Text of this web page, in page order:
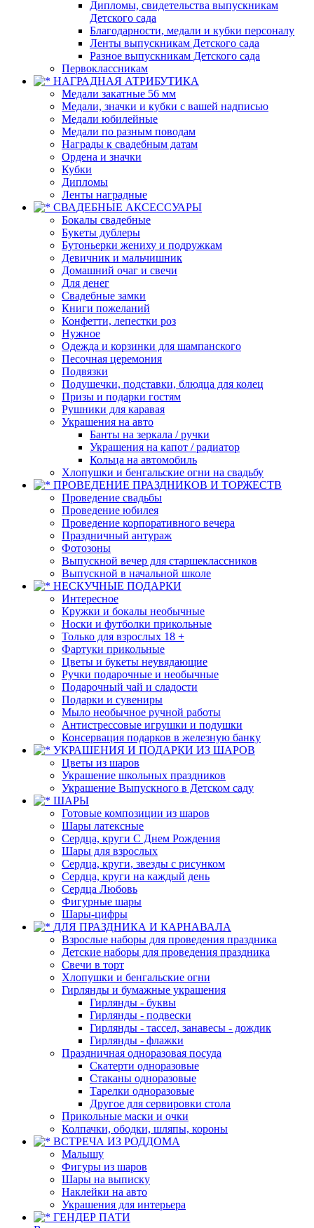
Дипломы, свидетельства выпускникам
Детского сада
Благодарности, медали и кубки персоналу
Ленты выпускникам Детского сада
Разное выпускникам Детского сада
Первоклассникам
НАГРАДНАЯ АТРИБУТИКА
Медали закатные 56 мм
Медали, значки и кубки с вашей надписью
Медали юбилейные
Медали по разным поводам
Награды к свадебным датам
Ордена и значки
Кубки
Дипломы
Ленты наградные
СВАДЕБНЫЕ АКСЕССУАРЫ
Бокалы свадебные
Букеты дублеры
Бутоньерки жениху и подружкам
Девичник и мальчишник
Домашний очаг и свечи
Для денег
Свадебные замки
Книги пожеланий
Конфетти, лепестки роз
Нужное
Одежда и корзинки для шампанского
Песочная церемония
Подвязки
Подушечки, подставки, блюдца для колец
Призы и подарки гостям
Рушники для каравая
Украшения на авто
Банты на зеркала / ручки
Украшения на капот / радиатор
Кольца на автомобиль
Хлопушки и бенгальские огни на свадьбу
ПРОВЕДЕНИЕ ПРАЗДНИКОВ И ТОРЖЕСТВ
Проведение свадьбы
Проведение юбилея
Проведение корпоративного вечера
Праздничный антураж
Фотозоны
Выпускной вечер для старшеклассников
Выпускной в начальной школе
НЕСКУЧНЫЕ ПОДАРКИ
Интересное
Кружки и бокалы необычные
Носки и футболки прикольные
Только для взрослых 18 +
Фартуки прикольные
Цветы и букеты неувядающие
Ручки подарочные и необычные
Подарочный чай и сладости
Подарки и сувениры
Мыло необычное ручной работы
Антистрессовые игрушки и подушки
Консервация подарков в железную банку
УКРАШЕНИЯ И ПОДАРКИ ИЗ ШАРОВ
Цветы из шаров
Украшение школьных праздников
Украшение Выпускного в Детском саду
ШАРЫ
Готовые композиции из шаров
Шары латексные
Сердца, круги С Днем Рождения
Шары для взрослых
Сердца, круги, звезды с рисунком
Сердца, круги на каждый день
Сердца Любовь
Фигурные шары
Шары-цифры
ДЛЯ ПРАЗДНИКА И КАРНАВАЛА
Взрослые наборы для проведения праздника
Детские наборы для проведения праздника
Свечи в торт
Хлопушки и бенгальские огни
Гирлянды и бумажные украшения
Гирлянды - буквы
Гирлянды - подвески
Гирлянды - тассел, занавесы - дождик
Гирлянды - флажки
Праздничная одноразовая посуда
Скатерти одноразовые
Стаканы одноразовые
Тарелки одноразовые
Другое для сервировки стола
Прикольные маски и очки
Колпачки, ободки, шляпы, короны
ВСТРЕЧА ИЗ РОДДОМА
Малышу
Фигуры из шаров
Шары на выписку
Наклейки на авто
Украшения для интерьера
ГЕНДЕР ПАТИ